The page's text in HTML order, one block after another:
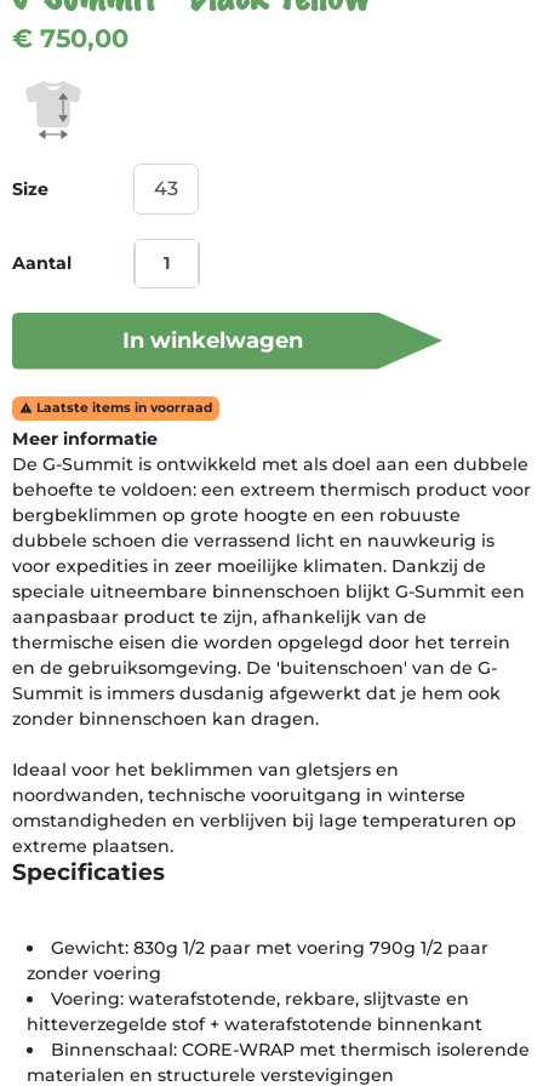
€ 750,00
Size
Aantal
In winkelwagen
 Laatste items in voorraad
Meer informatie
De G-Summit is ontwikkeld met als doel aan een dubbele
behoefte te voldoen: een extreem thermisch product voor
bergbeklimmen op grote hoogte en een robuuste
dubbele schoen die verrassend licht en nauwkeurig is
voor expedities in zeer moeilijke klimaten. Dankzij de
speciale uitneembare binnenschoen blijkt G-Summit een
aanpasbaar product te zijn, afhankelijk van de
thermische eisen die worden opgelegd door het terrein
en de gebruiksomgeving. De 'buitenschoen' van de G-
Summit is immers dusdanig afgewerkt dat je hem ook
zonder binnenschoen kan dragen.
Ideaal voor het beklimmen van gletsjers en
noordwanden, technische vooruitgang in winterse
omstandigheden en verblijven bij lage temperaturen op
extreme plaatsen.
Specificaties
Gewicht: 830g 1/2 paar met voering 790g 1/2 paar
zonder voering
Voering: waterafstotende, rekbare, slijtvaste en
hitteverzegelde stof + waterafstotende binnenkant
Binnenschaal: CORE-WRAP met thermisch isolerende
materialen en structurele verstevigingen